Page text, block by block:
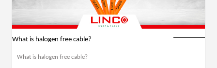
What is halogen free cable?
What is halogen free cable?